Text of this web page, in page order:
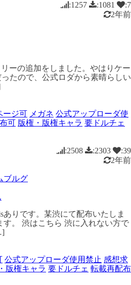
:1257
:1081
:7
2年前
ーの追加をしました。やはりケー
たので、公式ロダから素晴らしい
ージ可 メガネ 公式アップローダ使
可 版権・版権キャラ 要ドルチェ
:2508
:2303
:39
2年前
ルグ
りです。某渋にて配布いたしま
。 渋はこちら 渋に入れない方で
公式アップローダ使用禁止 感想求
版権キャラ 要ドルチェ 転載再配布